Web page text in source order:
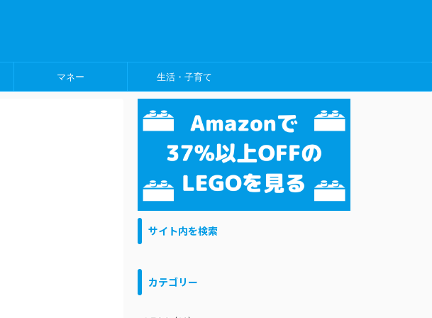
マネー 生活・子育て
サイト内を検索
カテゴリー